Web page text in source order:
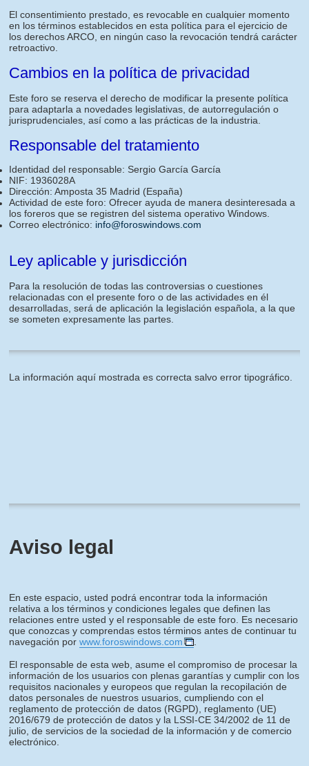
El consentimiento prestado, es revocable en cualquier momento
en los términos establecidos en esta política para el ejercicio de
los derechos ARCO, en ningún caso la revocación tendrá carácter
retroactivo.
Cambios en la política de privacidad
Este foro se reserva el derecho de modificar la presente política
para adaptarla a novedades legislativas, de autorregulación o
jurisprudenciales, así como a las prácticas de la industria.
Responsable del tratamiento
Identidad del responsable: Sergio García García
NIF: 1936028A
Dirección: Amposta 35 Madrid (España)
Actividad de este foro: Ofrecer ayuda de manera desinteresada a
los foreros que se registren del sistema operativo Windows.
Correo electrónico: info@foroswindows.com
Ley aplicable y jurisdicción
Para la resolución de todas las controversias o cuestiones
relacionadas con el presente foro o de las actividades en él
desarrolladas, será de aplicación la legislación española, a la que
se someten expresamente las partes.
La información aquí mostrada es correcta salvo error tipográfico.
Aviso legal
En este espacio, usted podrá encontrar toda la información
relativa a los términos y condiciones legales que definen las
relaciones entre usted y el responsable de este foro. Es necesario
que conozcas y comprendas estos términos antes de continuar tu
navegación por www.foroswindows.com
El responsable de esta web, asume el compromiso de procesar la
información de los usuarios con plenas garantías y cumplir con los
requisitos nacionales y europeos que regulan la recopilación de
datos personales de nuestros usuarios, cumpliendo con el
reglamento de protección de datos (RGPD), reglamento (UE)
2016/679 de protección de datos y la LSSI-CE 34/2002 de 11 de
julio, de servicios de la sociedad de la información y de comercio
electrónico.